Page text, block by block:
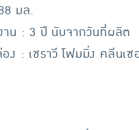
มล.
าน : 3 ปี นับจากวันที่ผลิต
ง : เซราวี โฟมมิ่ง คลีนเ